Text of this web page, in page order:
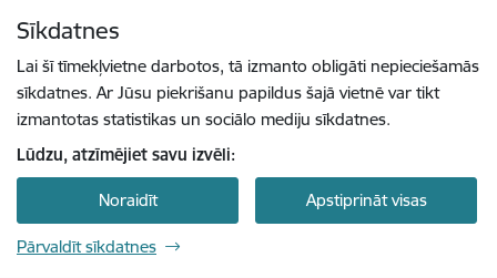
Sīkdatnes
Lai šī tīmekļvietne darbotos, tā izmanto obligāti nepieciešamās
sīkdatnes. Ar Jūsu piekrišanu papildus šajā vietnē var tikt
izmantotas statistikas un sociālo mediju sīkdatnes.
Lūdzu, atzīmējiet savu izvēli:
Noraidīt Apstiprināt visas
Pārvaldīt sīkdatnes